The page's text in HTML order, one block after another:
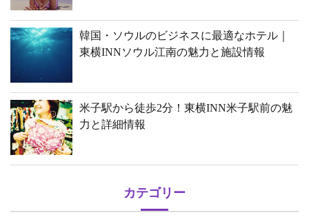
韓国・ソウルのビジネスに最適なホテル｜
東横INNソウル江南の魅力と施設情報
米子駅から徒歩2分！東横INN米子駅前の魅
力と詳細情報
カテゴリー